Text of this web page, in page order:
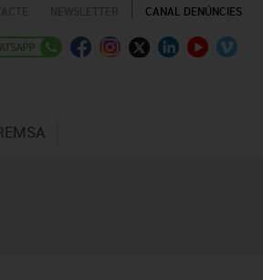
CANAL DENÚNCIES